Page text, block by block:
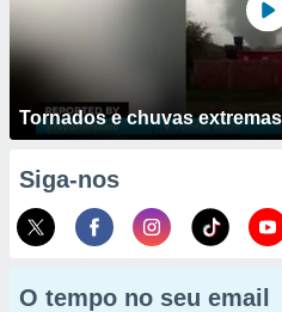
Tornados e chuvas
Siga-nos
O tempo no seu email